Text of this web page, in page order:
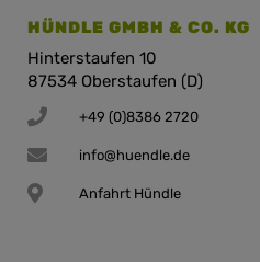
HÜNDLE GMBH & CO. KG
Hinterstaufen 10
87534 Oberstaufen (D)
+49 (0)8386 2720
info@huendle.de
Anfahrt Hündle